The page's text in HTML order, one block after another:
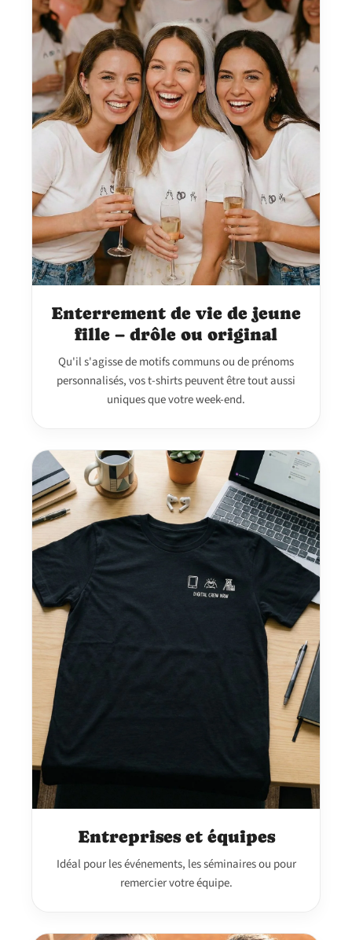
Enterrement de vie de jeune
fille – drôle ou original
Qu'il s'agisse de motifs communs ou de prénoms
personnalisés, vos t-shirts peuvent être tout aussi
uniques que votre week-end.
Entreprises et équipes
Idéal pour les événements, les séminaires ou pour
remercier votre équipe.